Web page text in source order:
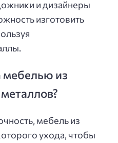
и дизайнеры
изготовить
мебелью из
мебель из
ухода, чтобы